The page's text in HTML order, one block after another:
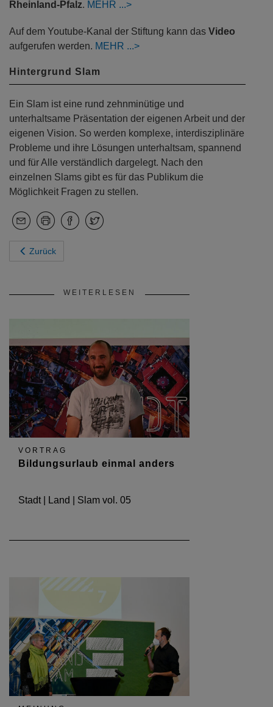
Rheinland-Pfalz. MEHR
Auf dem Youtube-Kanal der Stiftung kann das Video
aufgerufen werden. MEHR
Hintergrund Slam
Ein Slam ist eine rund zehnminütige und
unterhaltsame Präsentation der eigenen Arbeit und der
eigenen Vision. So werden komplexe, interdisziplinäre
Probleme und ihre Lösungen unterhaltsam, spannend
und für Alle verständlich dargelegt. Nach den
einzelnen Slams gibt es für das Publikum die
Möglichkeit Fragen zu stellen.
Zurück
WEITERLESEN
VORTRAG
Bildungsurlaub einmal anders
Stadt | Land | Slam vol. 05